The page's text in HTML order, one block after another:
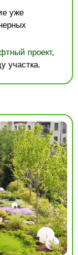
уже
проект,
участка.